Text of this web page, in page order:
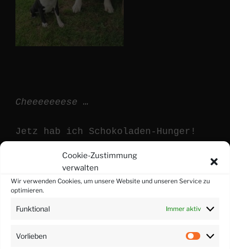
Cookie-Zustimmung
verwalten
Wir verwenden Cookies, um unsere Website und unseren Service zu
optimieren.
Funktional Immer aktiv
Vorlieben
Cheeeeeeese …
Jetz hab ich Schokoladen-Hunger!